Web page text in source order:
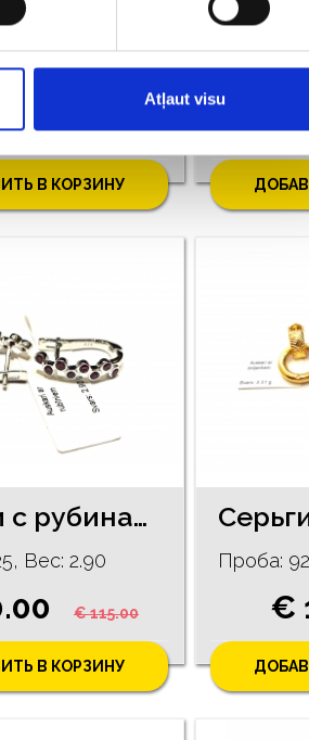
Atļaut visu
Bес: 1.85
В КОРЗИНУ
Проба:
€
Серьги с рубинами (0,80 карат) 275/1145
Bес: 2.90
€ 115.00
В КОРЗИНУ
Проба:
€